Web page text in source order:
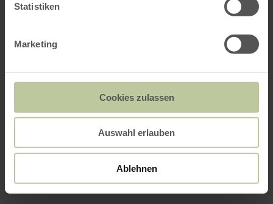
Statistiken
Marketing
Cookies zulassen
Auswahl erlauben
Ablehnen